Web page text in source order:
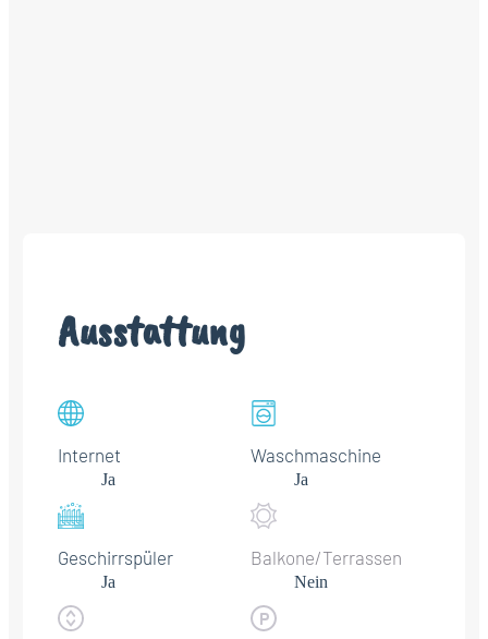
Ausstattung
Internet
Ja
Waschmaschine
Ja
Geschirrspüler
Ja
Balkone/Terrassen
Nein